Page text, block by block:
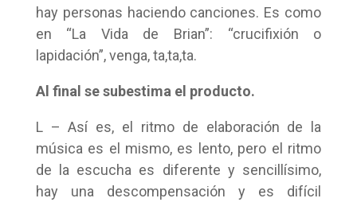
hay personas haciendo canciones. Es como
en “La Vida de Brian”: “crucifixión o
lapidación”, venga, ta,ta,ta.
Al final se subestima el producto.
L – Así es, el ritmo de elaboración de la
música es el mismo, es lento, pero el ritmo
de la escucha es diferente y sencillísimo,
hay una descompensación y es difícil